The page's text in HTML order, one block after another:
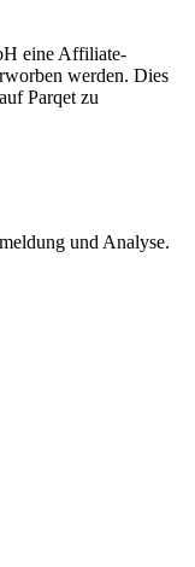
eine Affiliate-
werden. Dies
Parqet zu
und Analyse.